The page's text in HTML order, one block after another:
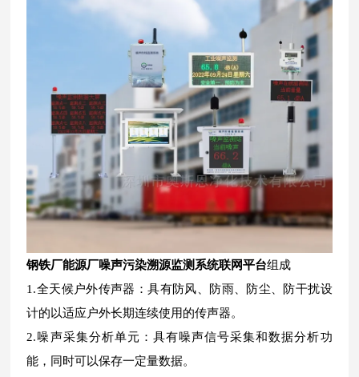
钢铁厂能源厂噪声污染溯源监测系统联网平台组成
1.全天候户外传声器：具有防风、防雨、防尘、防干扰设
计的以适应户外长期连续使用的传声器。
2.噪声采集分析单元：具有噪声信号采集和数据分析功
能，同时可以保存一定量数据。